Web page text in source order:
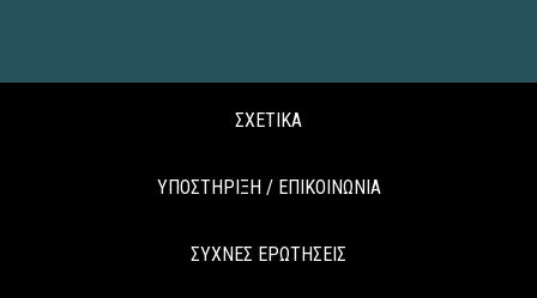
ΣΧΕΤΙΚΑ
ΥΠΟΣΤΗΡΙΞΗ / ΕΠΙΚΟΙΝΩΝΙΑ
ΣΥΧΝΕΣ ΕΡΩΤΗΣΕΙΣ